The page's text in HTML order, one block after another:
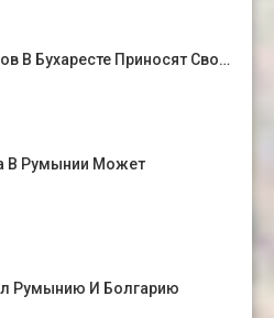
В Бухаресте Приносят Сво…
В Румынии Может
Румынию И Болгарию